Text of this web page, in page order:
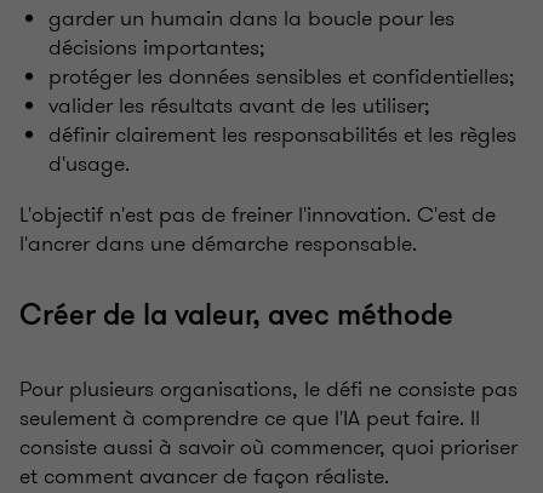
garder un humain dans la boucle pour les
décisions importantes;
protéger les données sensibles et confidentielles;
valider les résultats avant de les utiliser;
définir clairement les responsabilités et les règles
d'usage.
L'objectif n'est pas de freiner l'innovation. C'est de
l'ancrer dans une démarche responsable.
Créer de la valeur, avec méthode
Pour plusieurs organisations, le défi ne consiste pas
seulement à comprendre ce que l'IA peut faire. Il
consiste aussi à savoir où commencer, quoi prioriser
et comment avancer de façon réaliste.